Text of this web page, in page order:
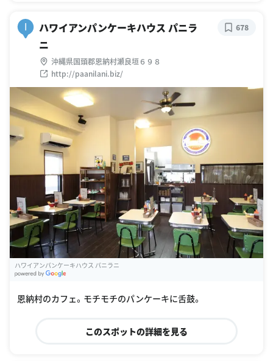
I
ハワイアンパンケーキハウス パニラ
ニ
沖縄県国頭郡恩納村瀬良垣６９８
http://paanilani.biz/
678
ハワイアンパンケーキハウス パニラニ
恩納村のカフェ。モチモチのパンケーキに舌鼓。
このスポットの詳細を見る